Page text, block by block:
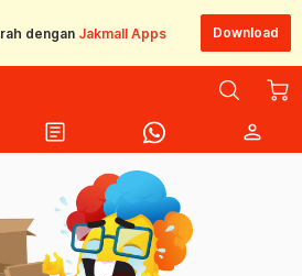
dengan Jakmall Apps Download
article person